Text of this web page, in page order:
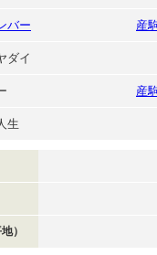
バー 産
ダイ
産
生
）